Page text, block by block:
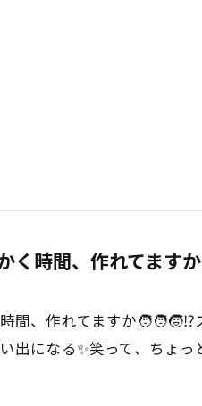
く時間、作れてます
間、作れてますか
出になる✨笑って、ちょ